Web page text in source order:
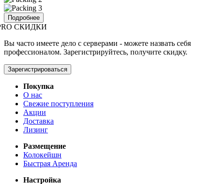
Подробнее
СКИДКИ
Вы часто имеете дело с серверами - можете назвать себя
профессионалом. Зарегистрируйтесь, получите скидку.
Зарегистрироваться
Покупка
О нас
Свежие поступления
Акции
Доставка
Лизинг
Размещение
Колокейшн
Быстрая Аренда
Настройка